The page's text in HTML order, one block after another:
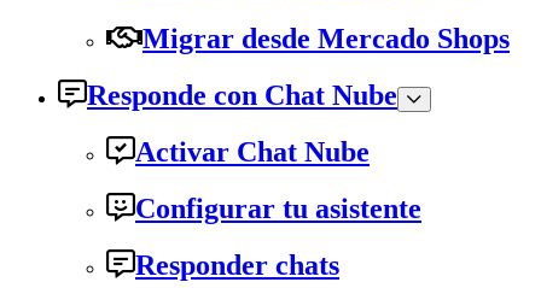
Migrar desde Mercado Shops
Responde con Chat Nube
Activar Chat Nube
Configurar tu asistente
Responder chats